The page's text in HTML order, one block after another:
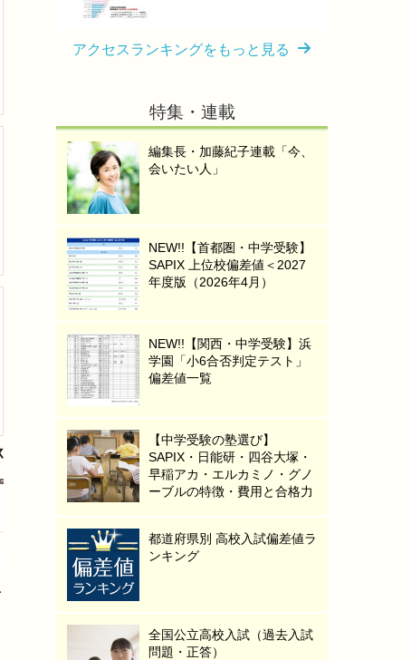
アクセスランキングをもっと見る
特集・連載
編集長・加藤紀子連載「今、
会いたい人」
NEW!!【首都圏・中学受験】
SAPIX 上位校偏差値＜2027
年度版（2026年4月）
NEW!!【関西・中学受験】浜
学園「小6合否判定テスト」
偏差値一覧
【中学受験の塾選び】
SAPIX・日能研・四谷大塚・
早稲アカ・エルカミノ・グノ
ーブルの特徴・費用と合格力
都道府県別 高校入試偏差値ラ
ンキング
全国公立高校入試（過去入試
問題・正答）